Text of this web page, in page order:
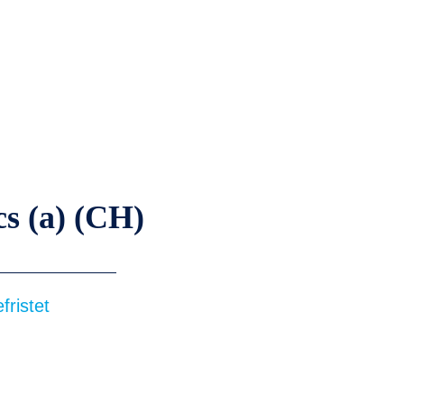
(a) (CH)